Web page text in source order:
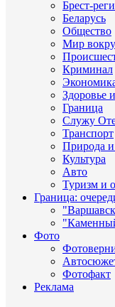
Брест-
Беларусь
Общество
Мир
Криминал
Здоровье
Граница
Служу
Транспорт
Природа и
Культура
Авто
Туризм и
Граница:
Фото
Фотофакт
Реклама